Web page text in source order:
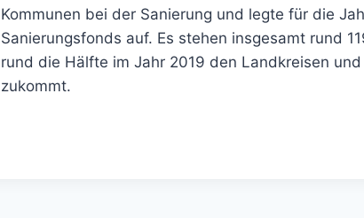
Kommunen bei der Sanierung und legte für die
Sanierungsfonds auf. Es stehen insgesamt rund
rund die Hälfte im Jahr 2019 den Landkreisen
zukommt.